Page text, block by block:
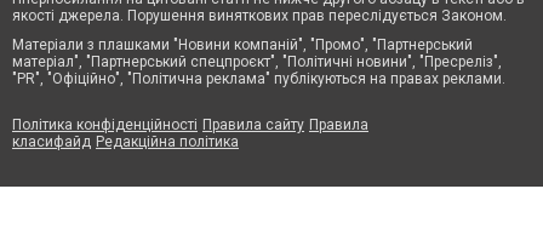
якості джерела. Порушення виняткових прав переслідується Законом.
Матеріали з плашками "Новини компаній", "Промо", "Партнерський
матеріал", "Партнерський спецпроєкт", "Політичні новини", "Пресреліз",
"PR", "Офіційно", "Політична реклама" публікуються на правах реклами.
Політика конфіденційності Правила сайту Правила
класифайд Редакційна політика